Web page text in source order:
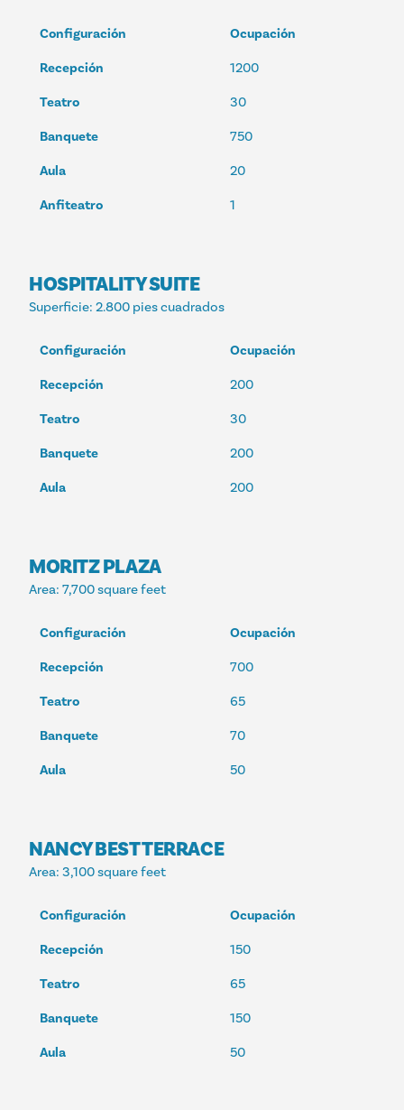
Configuración
Ocupación
Recepción
1200
Teatro
30
Banquete
750
Aula
20
Anfiteatro
1
HOSPITALITY SUITE
Superficie: 2.800 pies cuadrados
Configuración
Ocupación
Recepción
200
Teatro
30
Banquete
200
Aula
200
MORITZ PLAZA
Area: 7,700 square feet
Configuración
Ocupación
Recepción
700
Teatro
65
Banquete
70
Aula
50
NANCY BEST TERRACE
Area: 3,100 square feet
Configuración
Ocupación
Recepción
150
Teatro
65
Banquete
150
Aula
50